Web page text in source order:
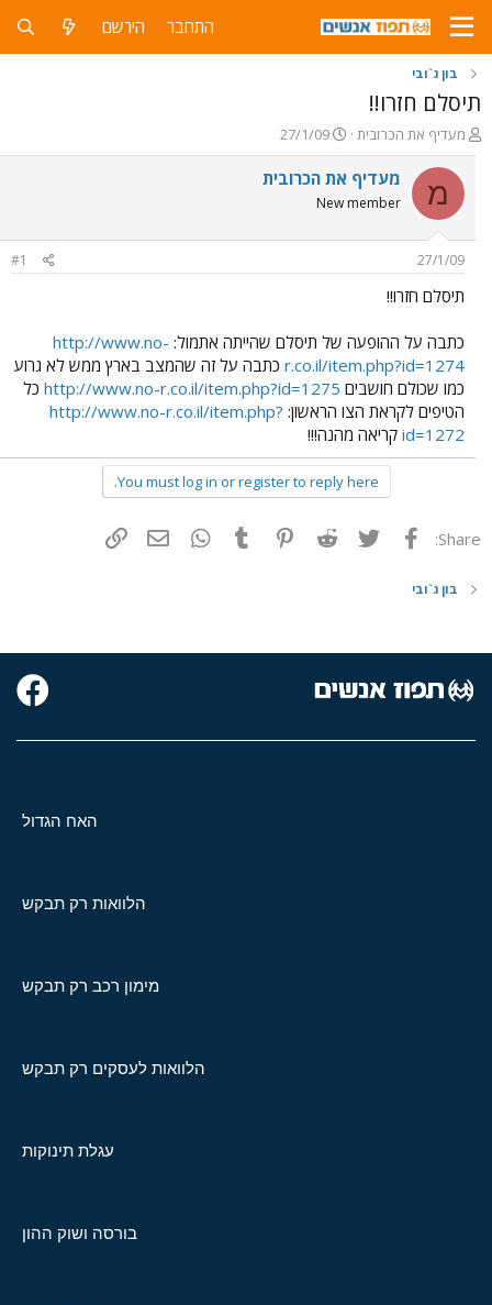
התחבר הירשם
בון ג`ובי
תיסלם חזרו!!
פ
ו
ת
ח
ה
ו
ש
א
מעדיף את הכרובית
פ
ו
ר
ם
27/1/09
מ מעדיף את הכרובית
New member
27/1/09
#1
תיסלם חזרו!!
כתבה על ההופעה של תיסלם שהייתה אתמול: http://www.no-
r.co.il/item.php?id=1274 כתבה על זה שהמצב בארץ ממש לא גרוע
כמו שכולם חושבים http://www.no-r.co.il/item.php?id=1275 כל
הטיפים לקראת הצו הראשון: http://www.no-r.co.il/item.php?
id=1272 קריאה מהנה!!!
You must log in or register to reply here.
Share: פייסבוק Twitter
Reddit
Pinterest
Tumblr
WhatsAppדואר אלקטרוני
בון ג`ובי
האח הגדול
הלוואות רק תבקש
מימון רכב רק תבקש
הלוואות לעסקים רק תבקש
עגלת תינוקות
בורסה ושוק ההון